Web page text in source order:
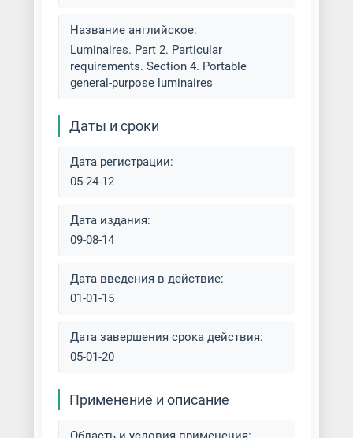
Название английское:
Luminaires. Part 2. Particular
requirements. Section 4. Portable
general-purpose luminaires
Даты и сроки
Дата регистрации:
05-24-12
Дата издания:
09-08-14
Дата введения в действие:
01-01-15
Дата завершения срока действия:
05-01-20
Применение и описание